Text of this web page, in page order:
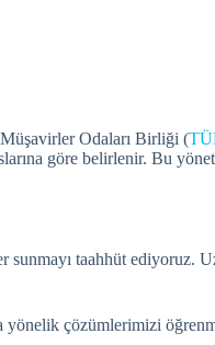
Odaları Birliği (
göre belirlenir. Bu
taahhüt
çözümlerimizi